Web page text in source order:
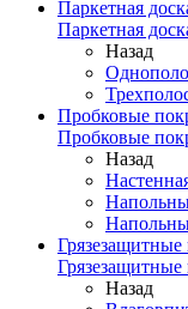
Паркетная
Паркетная
Назад
Пробковые
Пробковые
Назад
Назад